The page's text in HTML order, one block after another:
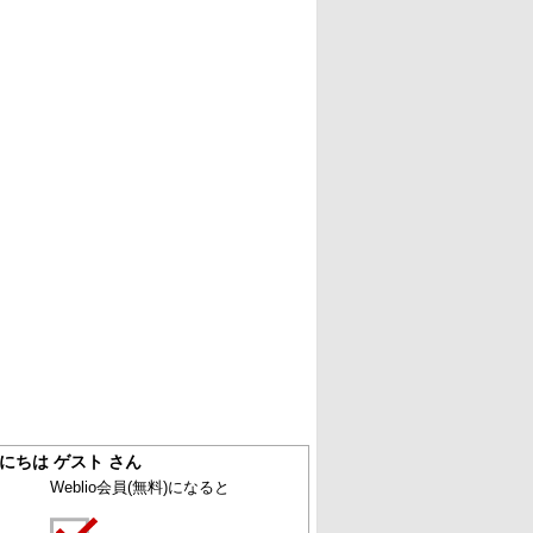
ちは ゲスト さん
Weblio会員(無料)になると